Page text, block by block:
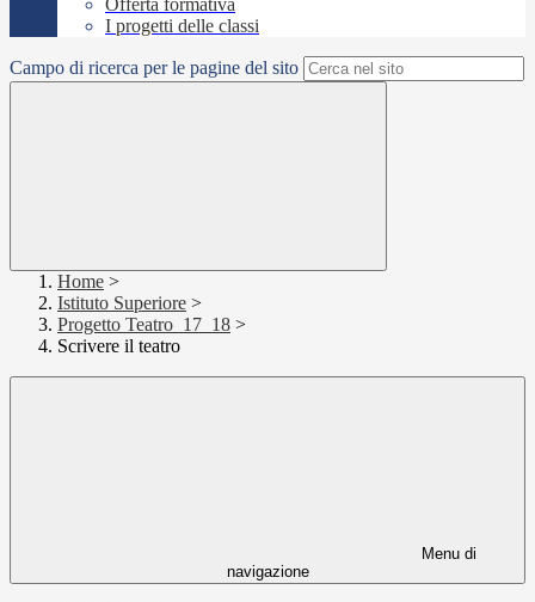
Offerta formativa
I progetti delle classi
Campo di ricerca per le pagine del sito
Home >
Istituto Superiore >
Progetto Teatro_17_18 >
Scrivere il teatro
Menu di
navigazione